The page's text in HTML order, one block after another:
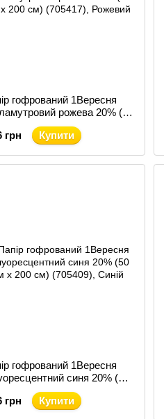
гофрований 1Вересня
рожева 20% (50
200 см) (705417)
грн
Купити
гофрований 1Вересня
синя 20% (50
200 см) (705409)
грн
Купити